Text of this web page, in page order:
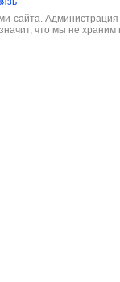
сайта. Администрация
что мы не